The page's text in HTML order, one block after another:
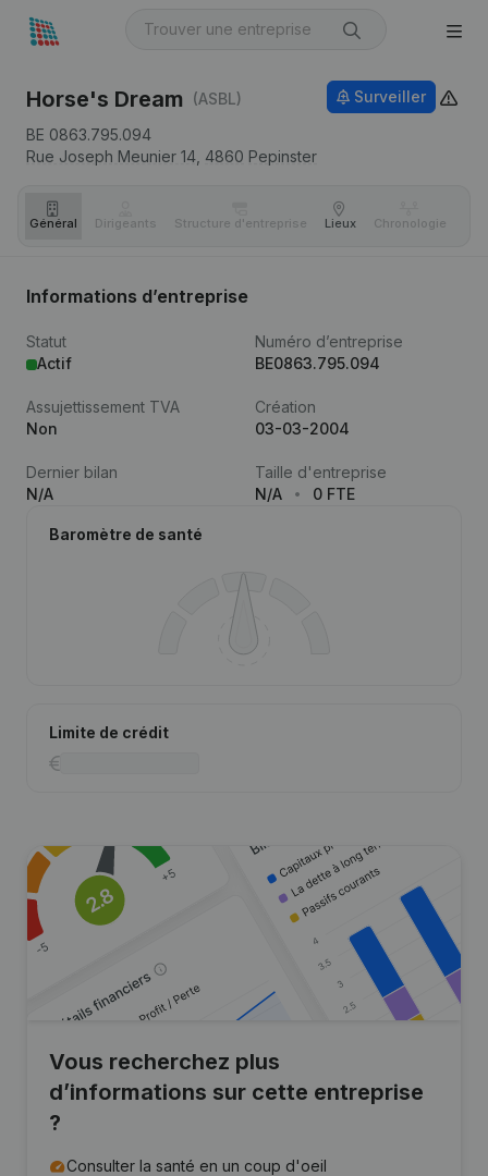
Horse's Dream (ASBL)
BE 0863.795.094
Rue Joseph Meunier 14, 4860 Pepinster
Surveiller
Général Dirigeants Structure d'entreprise Lieux Chronologie
Informations d’entreprise
Statut
Actif
Numéro d’entreprise
BE0863.795.094
Assujettissement TVA
Non
Création
03-03-2004
Dernier bilan
N/A
Taille d'entreprise
N/A
0 FTE
Baromètre de santé
Limite de crédit
Vous recherchez plus
d’informations sur cette entreprise
?
Consulter la santé en un coup d'oeil